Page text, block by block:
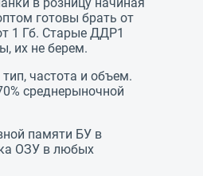
в розницу начиная
готовы брать от
1 Гб. Старые ДДР1
их не берем.
частота и объем.
среднерыночной
памяти БУ в
ОЗУ в любых